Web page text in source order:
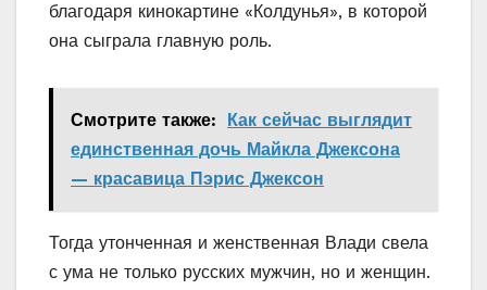
благодаря кинокартине «Колдунья», в которой
она сыграла главную роль.
Смотрите также:
Как сейчас выглядит
единственная дочь Майкла Джексона
— красавица Пэрис Джексон
Тогда утонченная и женственная Влади свела
с ума не только русских мужчин, но и женщин.